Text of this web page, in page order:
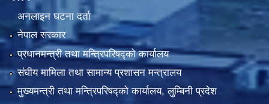
अनलाइन घटना दर्ता
नेपाल सरकार
प्रधानमन्त्री तथा मन्त्रिपरिषद्को कार्यालय
संघीय मामिला तथा सामान्य प्रशासन मन्त्रालय
मुख्यमन्त्री तथा मन्त्रिपरिषद्को कार्यालय, लुम्बिनी प्रदेश